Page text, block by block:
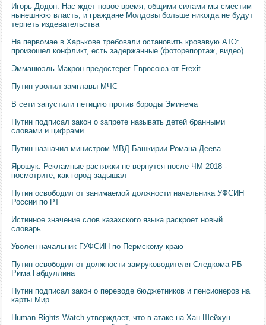
Игорь Додон: Нас ждет новое время, общими силами мы сместим
нынешнюю власть, и граждане Молдовы больше никогда не будут
терпеть издевательства
На первомае в Харькове требовали остановить кровавую АТО:
произошел конфликт, есть задержанные (фоторепортаж, видео)
Эмманюэль Макрон предостерег Евросоюз от Frexit
Путин уволил замглавы МЧС
В сети запустили петицию против бороды Эминема
Путин подписал закон о запрете называть детей бранными
словами и цифрами
Путин назначил министром МВД Башкирии Романа Деева
Ярошук: Рекламные растяжки не вернутся после ЧМ-2018 -
посмотрите, как город задышал
Путин освободил от занимаемой должности начальника УФСИН
России по РТ
Истинное значение слов казахского языка раскроет новый
словарь
Уволен начальник ГУФСИН по Пермскому краю
Путин освободил от должности замруководителя Следкома РБ
Рима Габдуллина
Путин подписал закон о переводе бюджетников и пенсионеров на
карты Мир
Human Rights Watch утверждает, что в атаке на Хан-Шейхун